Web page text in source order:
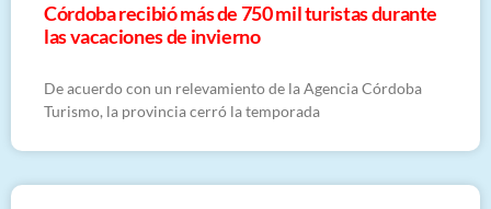
Córdoba recibió más de 750 mil turistas durante
las vacaciones de invierno
De acuerdo con un relevamiento de la Agencia Córdoba
Turismo, la provincia cerró la temporada